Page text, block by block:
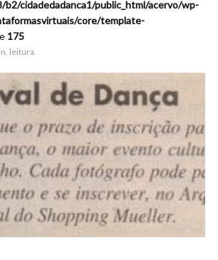
cidadedadanca1/public_html/acervo/wp-
core/template-
175
leitura